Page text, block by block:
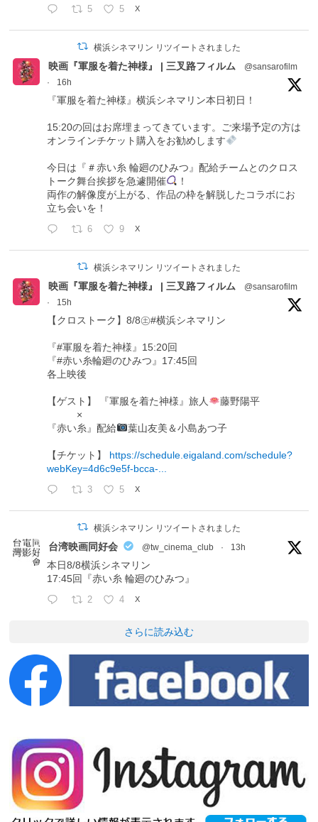
5 5 X
横浜シネマリン リツイートされました
映画『軍服を着た神様』 | 三叉路フィルム
@sansarofilm
·
16h
『軍服を着た神様』横浜シネマリン本日初日！
15:20の回はお席埋まってきています。ご来場予定の方は
オンラインチケット購入をお勧めします
今日は『＃赤い糸 輪廻のひみつ』配給チームとのクロス
トーク舞台挨拶を急遽開催
！
両作の解像度が上がる、作品の枠を解脱したコラボにお
立ち会いを！
6 9 X
横浜シネマリン リツイートされました
映画『軍服を着た神様』 | 三叉路フィルム
@sansarofilm
·
15h
【クロストーク】8/8㊏#横浜シネマリン
『#軍服を着た神様』15:20回
『#赤い糸輪廻のひみつ』17:45回
各上映後
【ゲスト】 『軍服を着た神様』旅人
藤野陽平
×
『赤い糸』配給
葉山友美＆小島あつ子
【チケット】 https://schedule.eigaland.com/schedule?
webKey=4d6c9e5f-bcca-...
3 5 X
横浜シネマリン リツイートされました
台湾映画同好会 @tw_cinema_club · 13h
本日8/8横浜シネマリン
17:45回『赤い糸 輪廻のひみつ』
2 4 X
さらに読み込む